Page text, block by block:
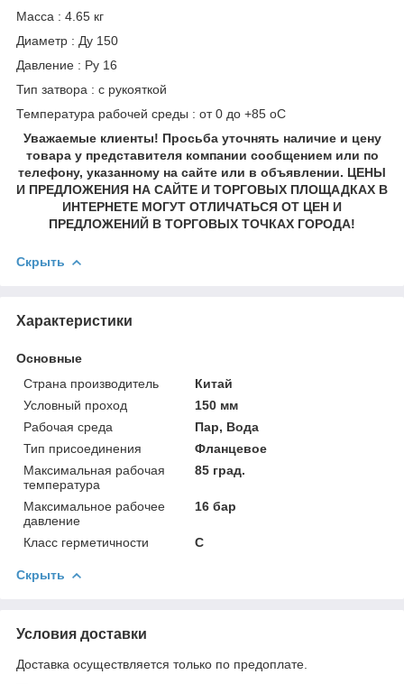
Масса : 4.65 кг
Диаметр : Ду 150
Давление : Ру 16
Тип затвора : с рукояткой
Температура рабочей среды : от 0 до +85 oC
Уважаемые клиенты! Просьба уточнять наличие и цену
товара у представителя компании сообщением или по
телефону, указанному на сайте или в объявлении. ЦЕНЫ
И ПРЕДЛОЖЕНИЯ НА САЙТЕ И ТОРГОВЫХ ПЛОЩАДКАХ В
ИНТЕРНЕТЕ МОГУТ ОТЛИЧАТЬСЯ ОТ ЦЕН И
ПРЕДЛОЖЕНИЙ В ТОРГОВЫХ ТОЧКАХ ГОРОДА!
Скрыть
Характеристики
Основные
Страна производитель
Китай
Условный проход
150 мм
Рабочая среда
Пар, Вода
Тип присоединения
Фланцевое
Максимальная рабочая
температура
85 град.
Максимальное рабочее
давление
16 бар
Класс герметичности С
Скрыть
Условия доставки
Доставка осуществляется только по предоплате.